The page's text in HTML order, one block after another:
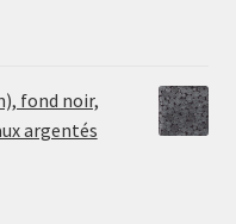
fond noir,
argentés